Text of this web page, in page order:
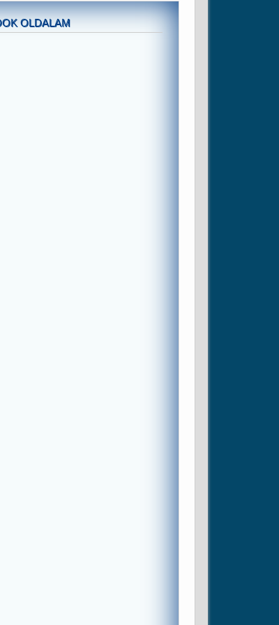
OLDALAM